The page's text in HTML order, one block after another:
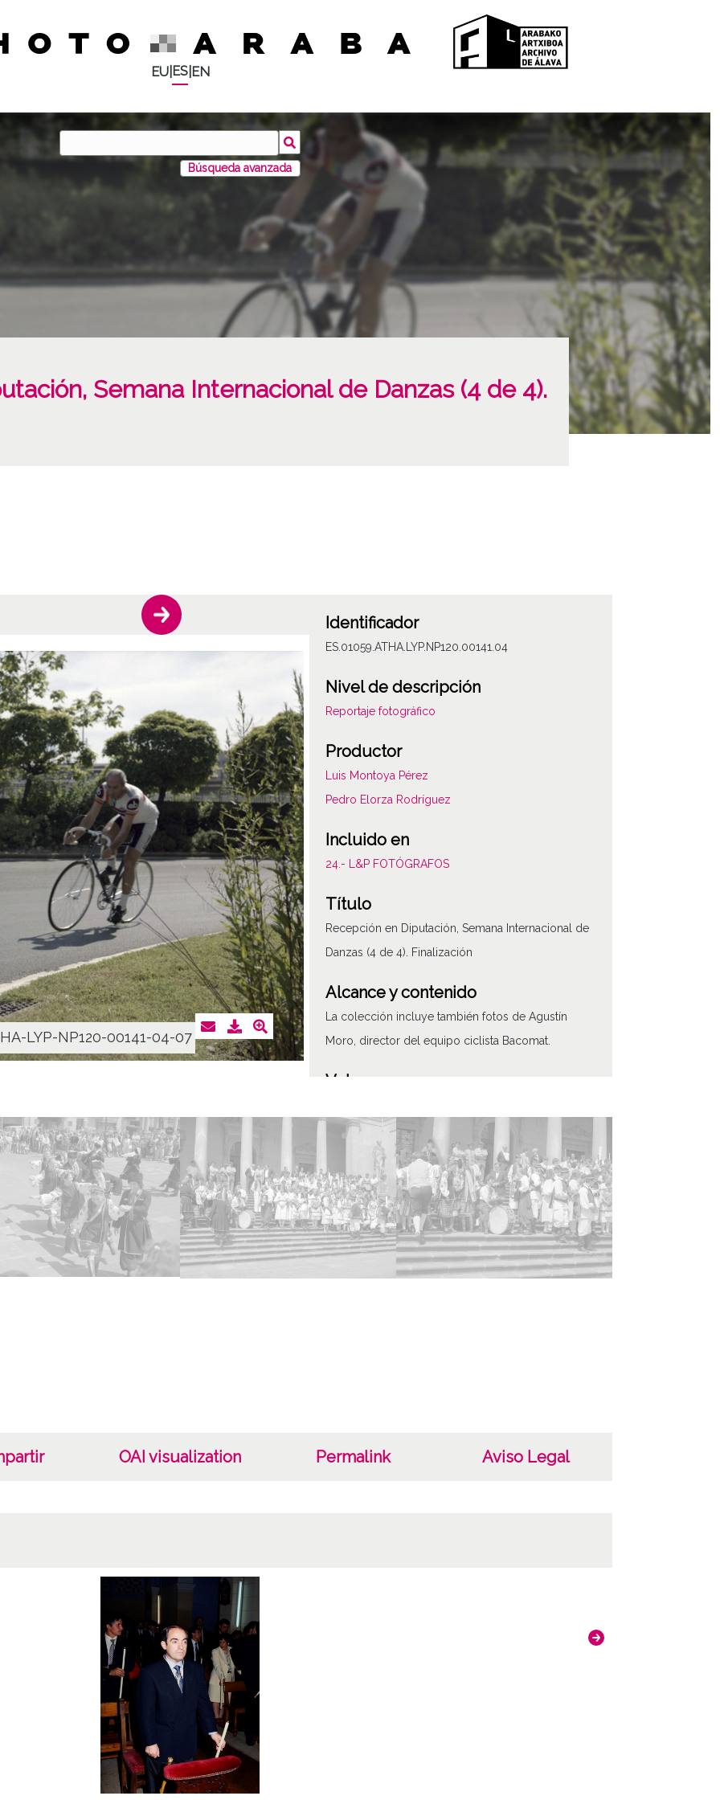
EU| ES| EN
Búsqueda avanzada
Semana Internacional de Danzas (4 de 4).
LYP-NP120-00141-04-07 ATHA-LYP-NP120-00141-
Identificador
ES.01059.ATHA.LYP.NP120.00141.04
Nivel de descripción
Reportaje fotográfico
Productor
Luis Montoya Pérez
Pedro Elorza Rodríguez
Incluido en
24.- L&P FOTÓGRAFOS
Título
Recepción en Diputación, Semana Internacional de
Danzas (4 de 4). Finalización
Alcance y contenido
La colección incluye también fotos de Agustín
Moro, director del equipo ciclista Bacomat.
Volumen
Tipo de contenido
Fotográfico
Fecha
19850628
Lugar
OAI visualization Permalink Aviso Legal